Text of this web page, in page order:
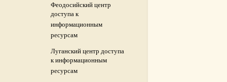
Феодосийский центр
доступа к
информационным
ресурсам
Луганский центр доступа
к информационным
ресурсам